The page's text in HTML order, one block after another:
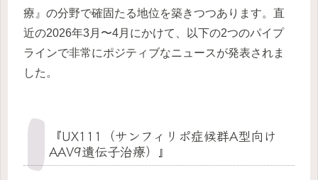
療』の分野で確固たる地位を築きつつあります。直
近の2026年3月〜4月にかけて、以下の2つのパイプ
ラインで非常にポジティブなニュースが発表されま
した。
『UX111（サンフィリポ症候群A型向け
AAV9遺伝子治療）』